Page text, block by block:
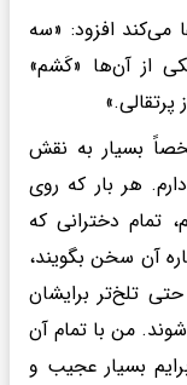
می‌کند افزود: «سه
از آن‌ها «کَشم»
بسیار به نقش
هر بار که روی
تمام دخترانی که
آن سخن بگویند،
تلخ‌تر برایشان
من با تمام آن
بسیار عجیب و